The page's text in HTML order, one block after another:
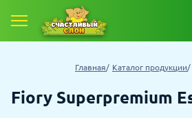
Главная Каталог продукции
Fiory Superpremium